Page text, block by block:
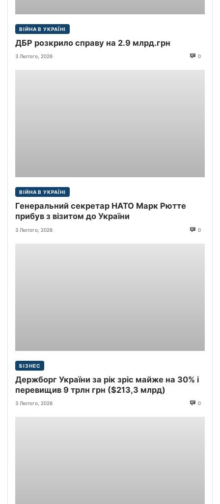
ВІЙНА В УКРАЇНІ
ДБР розкрило справу на 2.9 млрд.грн
3 Лютого, 2026 0
ВІЙНА В УКРАЇНІ
Генеральний секретар НАТО Марк Рютте
прибув з візитом до України
3 Лютого, 2026 0
БІЗНЕС
Держборг України за рік зріс майже на 30% і
перевищив 9 трлн грн ($213,3 млрд)
3 Лютого, 2026 0